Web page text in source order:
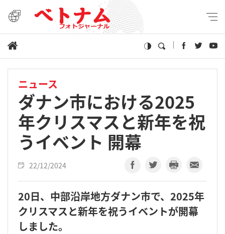
ニュース
ダナン市における2025
年クリスマスと新年を祝
うイベント 開幕
22/12/2024
20日、中部沿岸地方ダナン市で、2025年
クリスマスと新年を祝うイベントが開幕
しました。